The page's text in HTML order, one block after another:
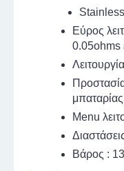
Εύρος
0.05ohms
μπαταρίας
Menu
Βάρος :